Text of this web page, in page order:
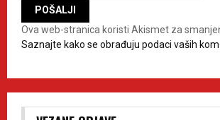
Ova web-stranica koristi Akismet za
Saznajte kako se obrađuju podaci vaših